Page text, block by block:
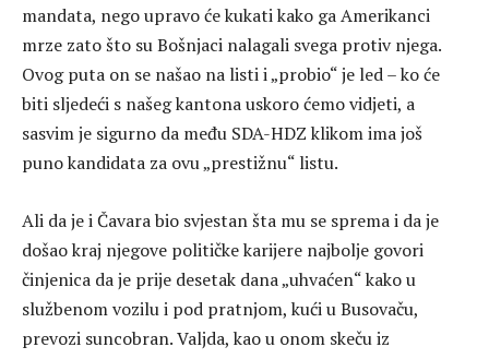
mandata, nego upravo će kukati kako ga Amerikanci
mrze zato što su Bošnjaci nalagali svega protiv njega.
Ovog puta on se našao na listi i „probio“ je led – ko će
biti sljedeći s našeg kantona uskoro ćemo vidjeti, a
sasvim je sigurno da među SDA-HDZ klikom ima još
puno kandidata za ovu „prestižnu“ listu.
Ali da je i Čavara bio svjestan šta mu se sprema i da je
došao kraj njegove političke karijere najbolje govori
činjenica da je prije desetak dana „uhvaćen“ kako u
službenom vozilu i pod pratnjom, kući u Busovaču,
prevozi suncobran. Valjda, kao u onom skeču iz